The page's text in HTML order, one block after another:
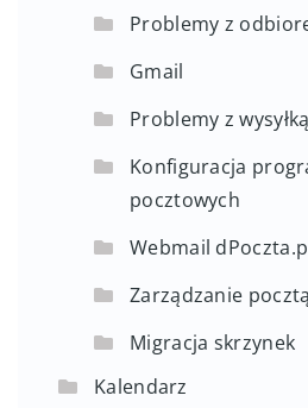
Problemy z
Gmail
Problemy z
Konfiguracja
pocztowych
Webmail
Zarządzanie
Migracja skrzynek
Kalendarz